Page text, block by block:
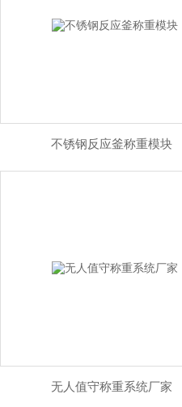
不锈钢反应釜称重模块
无人值守称重系统厂家